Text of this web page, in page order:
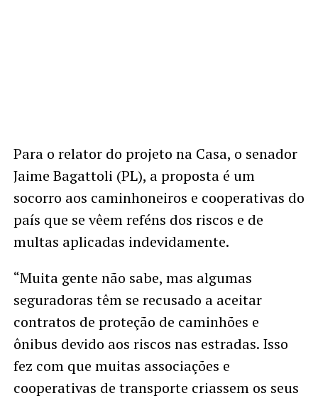
Para o relator do projeto na Casa, o senador
Jaime Bagattoli (PL), a proposta é um
socorro aos caminhoneiros e cooperativas do
país que se vêem reféns dos riscos e de
multas aplicadas indevidamente.
“Muita gente não sabe, mas algumas
seguradoras têm se recusado a aceitar
contratos de proteção de caminhões e
ônibus devido aos riscos nas estradas. Isso
fez com que muitas associações e
cooperativas de transporte criassem os seus